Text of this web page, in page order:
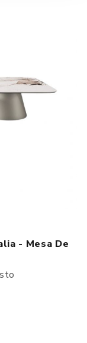
- Mesa De